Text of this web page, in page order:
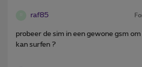
raf85
probeer de sim in een gewone gsm
kan surfen ?